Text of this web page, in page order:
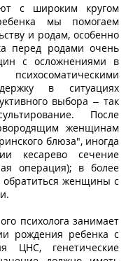
с широким кругом
мы помогаем
и родам, особенно
перед родами очень
с осложнениями в
в ситуациях
выбора – так
После
женщинам
блюза", иногда
кесарево сечение
операция); в более
женщины с
психолога занимает
рождения ребенка с
ЦНС, генетические